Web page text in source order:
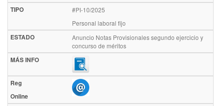
TIPO
#PI-10/2025
Personal laboral fijo
ESTADO
Anuncio Notas Provisionales segundo ejercicio y
concurso de méritos
MÁS INFO
Reg
Online